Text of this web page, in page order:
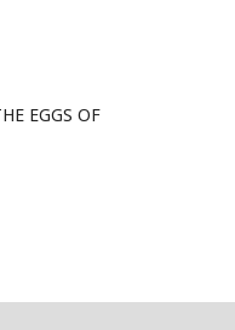
EGGS OF